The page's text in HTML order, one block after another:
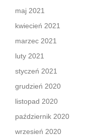
maj 2021
kwiecień 2021
marzec 2021
luty 2021
styczeń 2021
grudzień 2020
listopad 2020
październik 2020
wrzesień 2020